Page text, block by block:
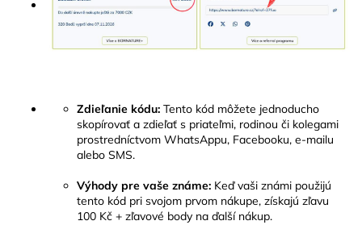
Zdieľanie kódu: Tento kód môžete jednoducho
skopírovať a zdieľať s priateľmi, rodinou či kolegami
prostredníctvom WhatsAppu, Facebooku, e-mailu
alebo SMS.
Výhody pre vaše známe: Keď vaši známi použijú
tento kód pri svojom prvom nákupe, získajú zľavu
100 Kč + zľavové body na ďalší nákup.